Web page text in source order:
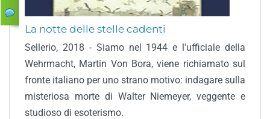
La notte delle stelle cadenti
Sellerio, 2018 - Siamo nel 1944 e l'ufficiale della
Wehrmacht, Martin Von Bora, viene richiamato sul
fronte italiano per uno strano motivo: indagare sulla
misteriosa morte di Walter Niemeyer, veggente e
studioso di esoterismo.